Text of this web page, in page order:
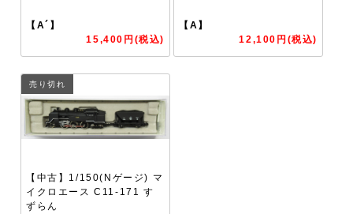
【A´】
15,400円(税込)
【A】
12,100円(税込)
売り切れ
【中古】1/150(Nゲージ) マ
イクロエース C11-171 す
ずらん